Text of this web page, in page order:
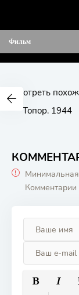
Фильм
Смотреть
Топор. 1944